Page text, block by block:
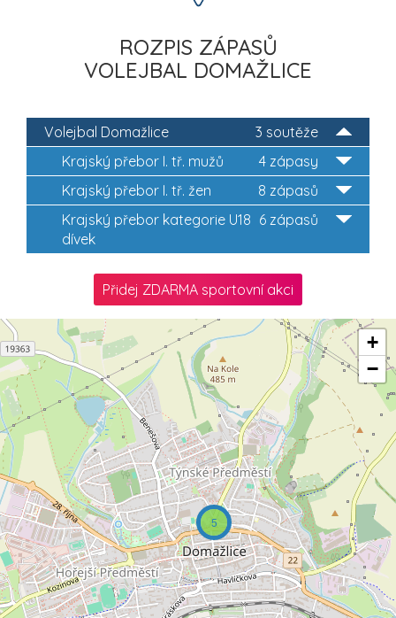
ROZPIS ZÁPASŮ
VOLEJBAL DOMAŽLICE
3 soutěže
Volejbal Domažlice
4 zápasy
Krajský přebor I. tř. mužů
8 zápasů
Krajský přebor I. tř. žen
6 zápasů
Krajský přebor kategorie U18
dívek
Přidej ZDARMA sportovní akci
5
+
−